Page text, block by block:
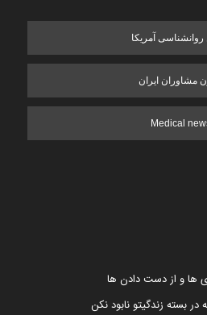
روانشناسی آمریکا
مشاوران ایران
Medical
ها و از دست دادن ها
در بسته زندگیتو نابود نکن